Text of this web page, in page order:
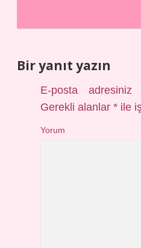
Bir yanıt yazın
E-posta adresiniz
Gerekli alanlar* ile
Yorum